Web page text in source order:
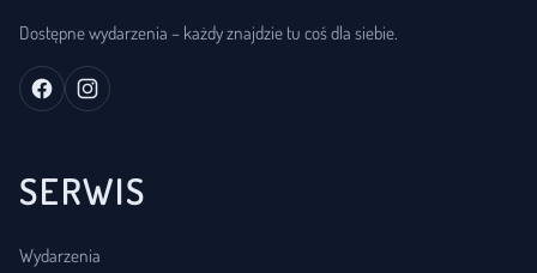
Dostępne wydarzenia – każdy znajdzie tu coś dla siebie.
SERWIS
Wydarzenia